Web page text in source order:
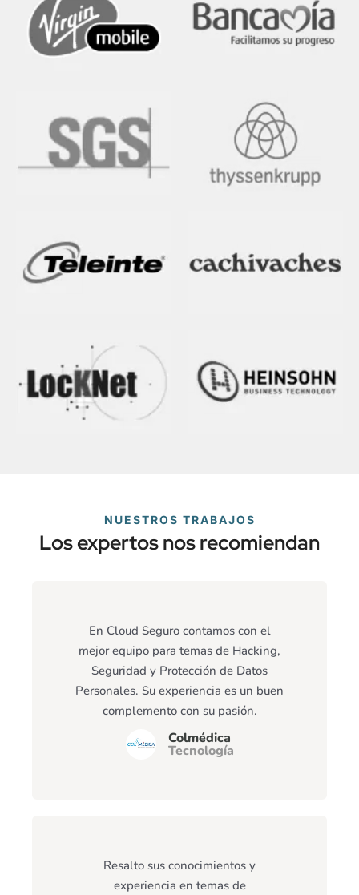
NUESTROS TRABAJOS
Los expertos nos recomiendan
En Cloud Seguro contamos con el
mejor equipo para temas de Hacking,
Seguridad y Protección de Datos
Personales. Su experiencia es un buen
complemento con su pasión.
Colmédica
Tecnología
Resalto sus conocimientos y
experiencia en temas de